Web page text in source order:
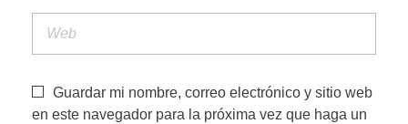
Guardar mi nombre, correo electrónico y sitio web
en este navegador para la próxima vez que haga un